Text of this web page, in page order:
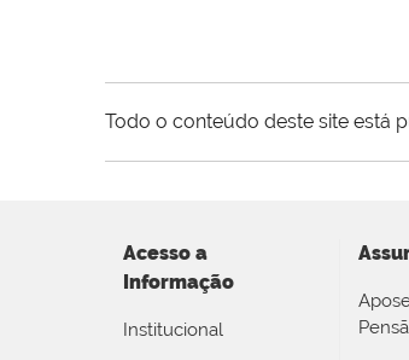
Todo o conteúdo deste site está
Acesso a
Informação
Institucional